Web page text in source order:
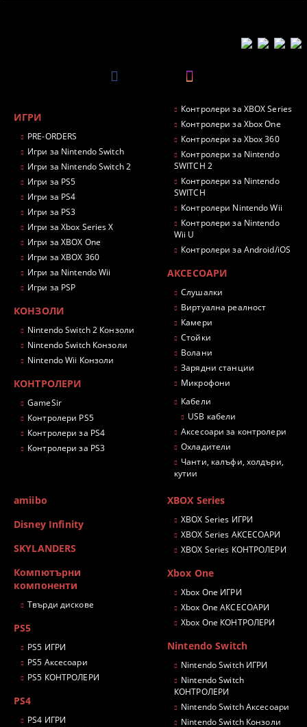
ИГРИ
PRE-ORDERS
Игри за Nintendo Switch
Игри за Nintendo Switch 2
Игри за PS5
Игри за PS4
Игри за PS3
Игри за Xbox Series X
Игри за XBOX One
Игри за XBOX 360
Игри за Nintendo Wii
Игри за PSP
КОНЗОЛИ
Nintendo Switch 2 Конзоли
Nintendo Switch Конзоли
Nintendo Wii Конзоли
КОНТРОЛЕРИ
GameSir
Контролери PS5
Контролери за PS4
Контролери за PS3
Контролери за XBOX Series
Контролери за Xbox One
Контролери за Xbox 360
Контролери за Nintendo
SWITCH 2
Контролери за Nintendo
SWITCH
Контролери Nintendo Wii
Контролери за Nintendo
Wii U
Контролери за Android/iOS
АКСЕСОАРИ
Слушалки
Виртуална реалност
Камери
Стойки
Волани
Зарядни станции
Микрофони
Кабели
USB кабели
Аксесоари за контролери
Охладители
Чанти, калъфи, холдъри,
кутии
amiibo
Disney Infinity
SKYLANDERS
Компютърни
компоненти
Твърди дискове
PS5
PS5 ИГРИ
PS5 Аксесоари
PS5 КОНТРОЛЕРИ
PS4
PS4 ИГРИ
XBOX Series
XBOX Series ИГРИ
XBOX Series АКСЕСОАРИ
XBOX Series КОНТРОЛЕРИ
Xbox One
Xbox One ИГРИ
Xbox One АКСЕСОАРИ
Xbox One КОНТРОЛЕРИ
Nintendo Switch
Nintendo Switch ИГРИ
Nintendo Switch
КОНТРОЛЕРИ
Nintendo Switch Аксесоари
Nintendo Switch Конзоли